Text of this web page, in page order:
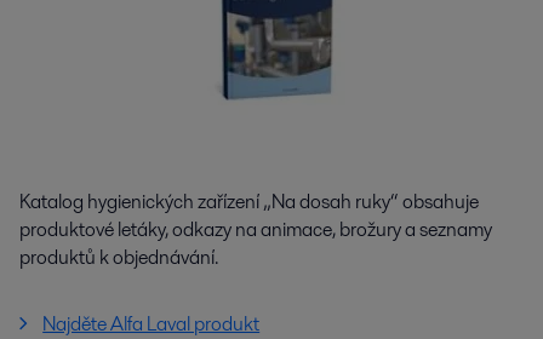
Katalog hygienických zařízení „Na dosah ruky“ obsahuje
produktové letáky, odkazy na animace, brožury a seznamy
produktů k objednávání.
Najděte Alfa Laval produkt